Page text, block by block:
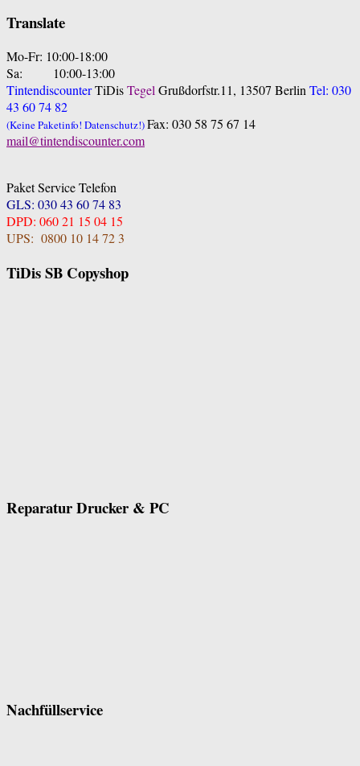
Translate
Mo-Fr: 10:00-18:00
Sa: 10:00-13:00
TintendiscounterTiDisTegelGrußdorfstr.11, 13507 BerlinTel: 030
43 60 74 82
(Keine Paketinfo! Datenschutz!)Fax: 030 58 75 67 14
mail@tintendiscounter.com
Paket Service Telefon
GLS: 030 43 60 74 83
DPD: 060 21 15 04 15
UPS: 0800 10 14 72 3
TiDis SB Copyshop
Reparatur Drucker & PC
Nachfüllservice